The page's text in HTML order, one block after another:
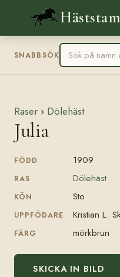
Häststam
SNABBSÖK
Raser › Dölehäst
Julia
FÖDD 1909
RAS Dölehäst
KÖN Sto
UPPFÖDARE Kristian L.
FÄRG mörkbrun
SKICKA IN BILD